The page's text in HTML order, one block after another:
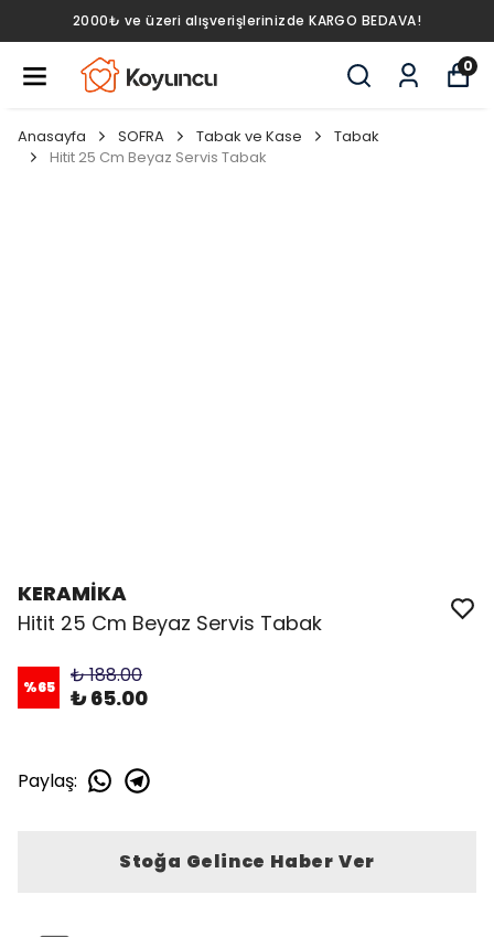
2000₺ ve üzeri alışverişlerinizde KARGO BEDAVA!
0
Anasayfa SOFRA Tabak ve Kase
Tabak
Hitit 25 Cm Beyaz Servis Tabak
KERAMİKA
Hitit 25 Cm Beyaz Servis Tabak
%65 ₺ 188.00
₺ 65.00
Paylaş:
Stoğa Gelince Haber Ver